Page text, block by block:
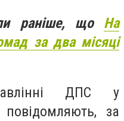
раніше, що На
за два місяці
ДПС у
повідомляють, за